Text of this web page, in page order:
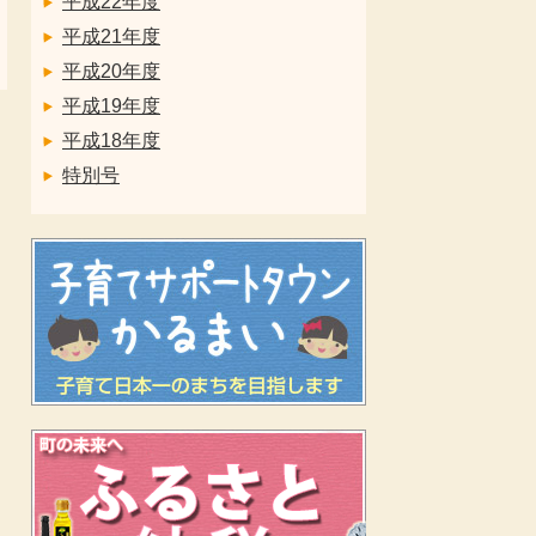
平成21年度
平成20年度
平成19年度
平成18年度
特別号